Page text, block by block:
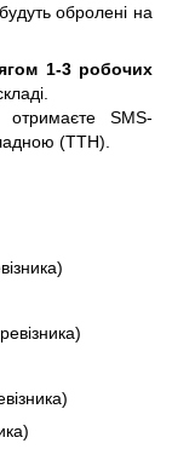
обролені на
1-3 робочих
отримаєте SMS-
(ТТН).